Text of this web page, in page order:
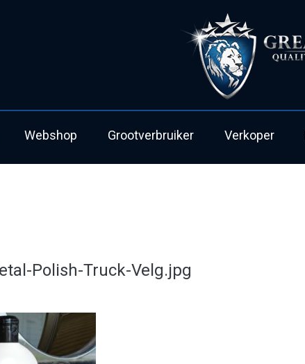
Webshop Grootverbruiker Verkoper
Polish-Truck-Velg.jpg